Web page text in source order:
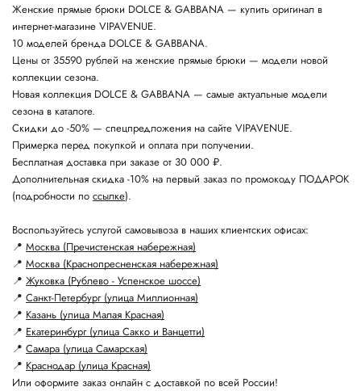
Женские прямые брюки DOLCE & GABBANA — купить оригинал в
интернет-магазине VIPAVENUE.
10 моделей бренда DOLCE & GABBANA.
Цены от 35590 рублей на женские прямые брюки — модели новой
коллекции сезона.
Новая коллекция DOLCE & GABBANA — самые актуальные модели
сезона в каталоге.
Скидки до -50% — спецпредложения на сайте VIPAVENUE.
Примерка перед покупкой и оплата при получении.
Бесплатная доставка при заказе от 30 000 ₽.
Дополнительная скидка -10% на первый заказ по промокоду ПОДАРОК
(подробности по ссылке).
Воспользуйтесь услугой самовывоза в наших клиентских офисах:
📍 Москва (Пречистенская набережная)
📍 Москва (Краснопресненская набережная)
📍 Жуковка (Рублево - Успенское шоссе)
📍 Санкт-Петербург (улица Миллионная)
📍 Казань (улица Малая Красная)
📍 Екатеринбург (улица Сакко и Ванцетти)
📍 Самара (улица Самарская)
📍 Краснодар (улица Красная)
Или оформите заказ онлайн с доставкой по всей России!